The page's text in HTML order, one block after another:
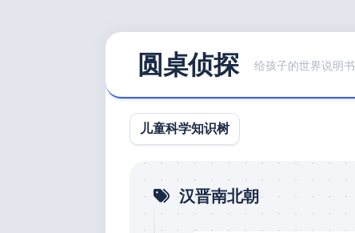
圆桌侦探 给孩子的世界说明书
儿童科学知识树
汉晋南北朝